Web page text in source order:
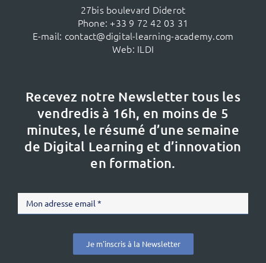
27bis boulevard Diderot
Phone: +33 9 72 42 03 31
E-mail: contact@digital-learning-academy.com
Web: ILDI
Recevez notre Newsletter tous les
vendredis à 16h, en moins de 5
minutes, le résumé d’une semaine
de Digital Learning et d’innovation
en formation.
Je m'inscris à la Newsletter